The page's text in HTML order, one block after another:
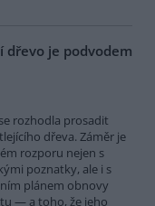
dřevo je podvodem
rozhodla prosadit
dřeva. Záměr je
rozporu nejen s
poznatky, ale i s
plánem obnovy
— a toho, že jeho